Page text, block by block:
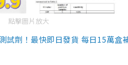
點擊圖片放大
試劑！最快即日發貨 每日15萬盒